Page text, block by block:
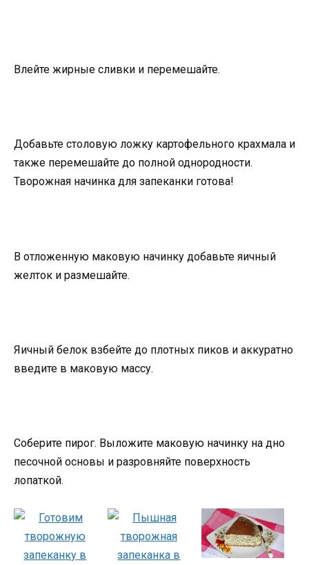
Влейте жирные сливки и перемешайте.
Добавьте столовую ложку картофельного крахмала и
также перемешайте до полной однородности.
Творожная начинка для запеканки готова!
В отложенную маковую начинку добавьте яичный
желток и размешайте.
Яичный белок взбейте до плотных пиков и аккуратно
введите в маковую массу.
Соберите пирог. Выложите маковую начинку на дно
песочной основы и разровняйте поверхность
лопаткой.